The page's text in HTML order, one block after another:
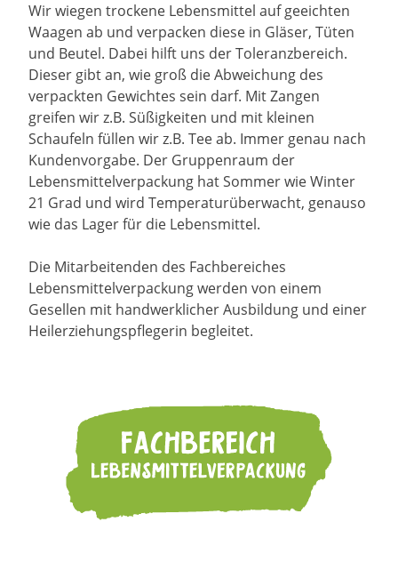
Wir wiegen trockene Lebensmittel auf geeichten
Waagen ab und verpacken diese in Gläser, Tüten
und Beutel. Dabei hilft uns der Toleranzbereich.
Dieser gibt an, wie groß die Abweichung des
verpackten Gewichtes sein darf. Mit Zangen
greifen wir z.B. Süßigkeiten und mit kleinen
Schaufeln füllen wir z.B. Tee ab. Immer genau nach
Kundenvorgabe. Der Gruppenraum der
Lebensmittelverpackung hat Sommer wie Winter
21 Grad und wird Temperaturüberwacht, genauso
wie das Lager für die Lebensmittel.
Die Mitarbeitenden des Fachbereiches
Lebensmittelverpackung werden von einem
Gesellen mit handwerklicher Ausbildung und einer
Heilerziehungspflegerin begleitet.